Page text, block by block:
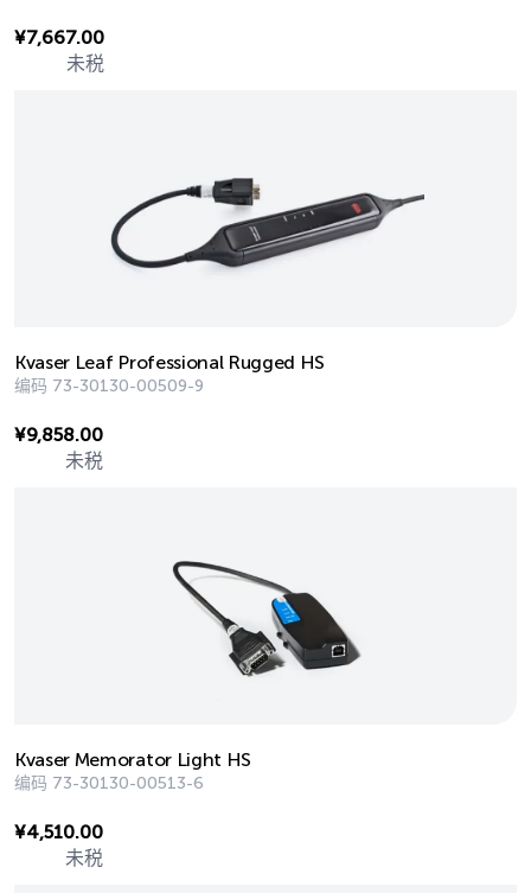
¥7,667.00
未税
Kvaser Leaf Professional Rugged HS
编码 73-30130-00509-9
¥9,858.00
未税
Kvaser Memorator Light HS
编码 73-30130-00513-6
¥4,510.00
未税